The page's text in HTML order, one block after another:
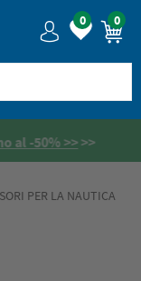
0 0
>>>>
PER LA NAUTICA